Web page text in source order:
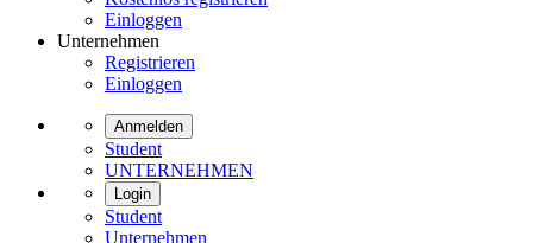
Einloggen
Unternehmen
Registrieren
Einloggen
Anmelden
Student
UNTERNEHMEN
Login
Student
Unternehmen